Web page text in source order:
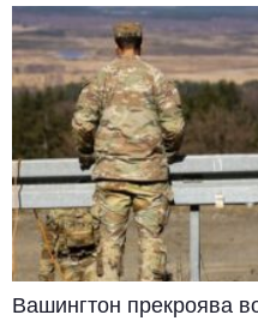
Вашингтон прекроява